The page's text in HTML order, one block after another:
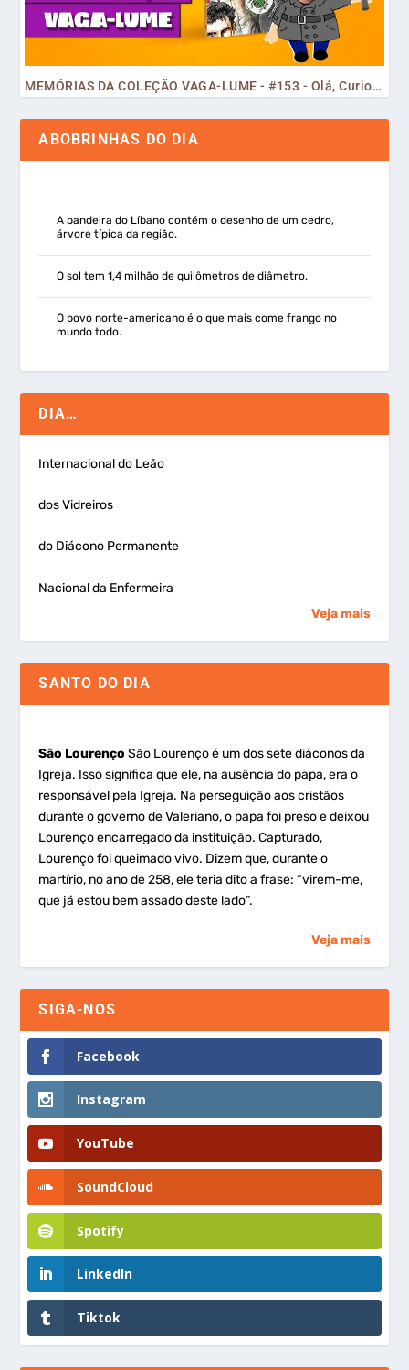
MEMÓRIAS DA COLEÇÃO VAGA-LUME - #153 - Olá, Curiosos! 2023
ABOBRINHAS DO DIA
A bandeira do Líbano contém o desenho de um cedro,
árvore típica da região.
O sol tem 1,4 milhão de quilômetros de diâmetro.
O povo norte-americano é o que mais come frango no
mundo todo.
DIA…
Internacional do Leão
dos Vidreiros
do Diácono Permanente
Nacional da Enfermeira
Veja mais
SANTO DO DIA
São Lourenço São Lourenço é um dos sete diáconos da
Igreja. Isso significa que ele, na ausência do papa, era o
responsável pela Igreja. Na perseguição aos cristãos
durante o governo de Valeriano, o papa foi preso e deixou
Lourenço encarregado da instituição. Capturado,
Lourenço foi queimado vivo. Dizem que, durante o
martírio, no ano de 258, ele teria dito a frase: “virem-me,
que já estou bem assado deste lado”.
Veja mais
SIGA-NOS
Facebook
Instagram
YouTube
SoundCloud
Spotify
LinkedIn
Tiktok